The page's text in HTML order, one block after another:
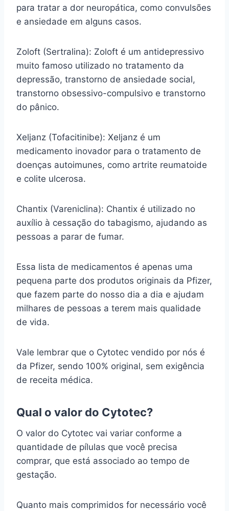
para tratar a dor neuropática, como convulsões
e ansiedade em alguns casos.
Zoloft (Sertralina): Zoloft é um antidepressivo
muito famoso utilizado no tratamento da
depressão, transtorno de ansiedade social,
transtorno obsessivo-compulsivo e transtorno
do pânico.
Xeljanz (Tofacitinibe): Xeljanz é um
medicamento inovador para o tratamento de
doenças autoimunes, como artrite reumatoide
e colite ulcerosa.
Chantix (Vareniclina): Chantix é utilizado no
auxílio à cessação do tabagismo, ajudando as
pessoas a parar de fumar.
Essa lista de medicamentos é apenas uma
pequena parte dos produtos originais da Pfizer,
que fazem parte do nosso dia a dia e ajudam
milhares de pessoas a terem mais qualidade
de vida.
Vale lembrar que o Cytotec vendido por nós é
da Pfizer, sendo 100% original, sem exigência
de receita médica.
Qual o valor do Cytotec?
O valor do Cytotec vai variar conforme a
quantidade de pílulas que você precisa
comprar, que está associado ao tempo de
gestação.
Quanto mais comprimidos for necessário você